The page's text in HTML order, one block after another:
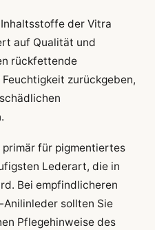
der Vitra
auf Qualität und
rückfettende
zurückgeben,
für pigmentiertes
Lederart, die in
Bei empfindlicheren
sollten Sie
Pflegehinweise des